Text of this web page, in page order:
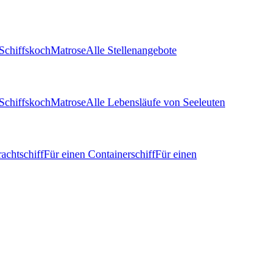
MatroseAlle Stellenangebote
MatroseAlle Lebensläufe von Seeleuten
Für einen ContainerschiffFür einen